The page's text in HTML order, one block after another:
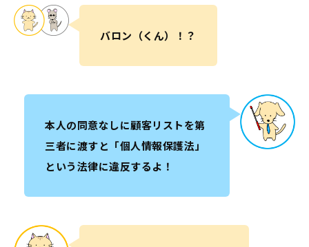
バロン（くん）！？
本人の同意なしに顧客リストを第
三者に渡すと「個人情報保護法」
という法律に違反するよ！